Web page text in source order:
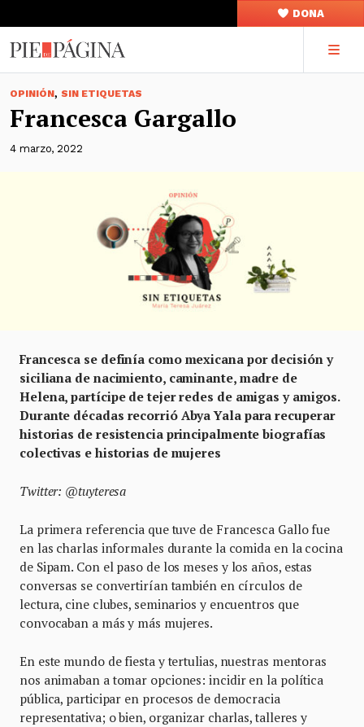
DONA
OPINIÓN, SIN ETIQUETAS
Francesca Gargallo
4 marzo, 2022
Francesca se definía como mexicana por decisión y
siciliana de nacimiento, caminante, madre de
Helena, partícipe de tejer redes de amigas y amigos.
Durante décadas recorrió Abya Yala para recuperar
historias de resistencia principalmente biografías
colectivas e historias de mujeres
Twitter: @tuyteresa
La primera referencia que tuve de Francesca Gallo fue
en las charlas informales durante la comida en la cocina
de Sipam. Con el paso de los meses y los años, estas
conversas se convertirían también en círculos de
lectura, cine clubes, seminarios y encuentros que
convocaban a más y más mujeres.
En este mundo de fiesta y tertulias, nuestras mentoras
nos animaban a tomar opciones: incidir en la política
pública, participar en procesos de democracia
representativa; o bien, organizar charlas, talleres y